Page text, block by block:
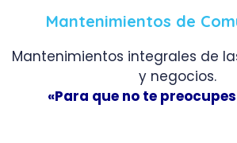
Mantenimientos de
Mantenimientos integrales de
y negocios.
«Para que no te